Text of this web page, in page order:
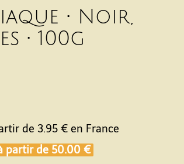
• Noir,
• 100g
de 3.95 € en France
partir de 50.00 €